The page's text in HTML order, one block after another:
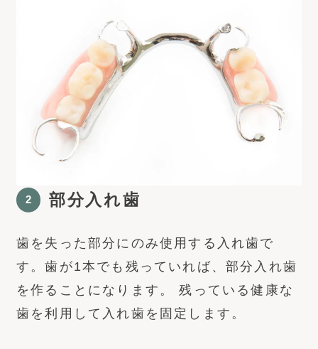
部分入れ歯
歯を失った部分にのみ使用する入れ歯で
す。歯が1本でも残っていれば、部分入れ歯
を作ることになります。 残っている健康な
歯を利用して入れ歯を固定します。